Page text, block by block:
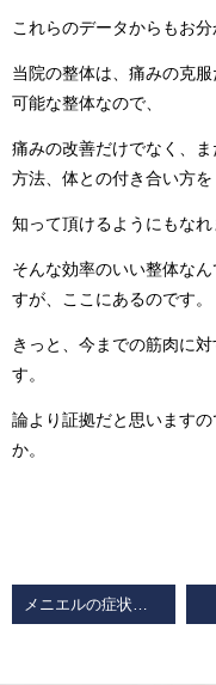
これらのデータからもお分
当院の整体は、痛みの克
可能な整体なので、
痛みの改善だけでなく、
方法、体との付き合い方を
知って頂けるようにもなれ
そんな効率のいい整体な
すが、ここにあるのです。
きっと、今までの筋肉に
す。
論より証拠だと思います
か。